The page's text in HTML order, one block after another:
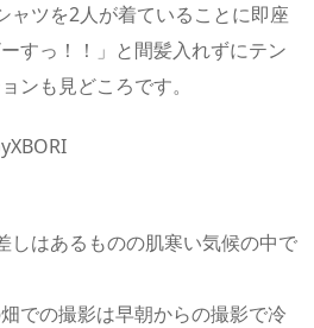
ャツを2人が着ていることに即座
すっ！！」と間髪入れずにテン
ンも見どころです。
しはあるものの肌寒い気候の中で
での撮影は早朝からの撮影で冷